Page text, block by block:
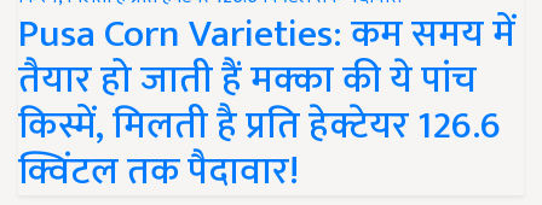
Pusa Corn Varieties: कम समय में
तैयार हो जाती हैं मक्का की ये पांच
किस्में, मिलती है प्रति हेक्टेयर 126.6
क्विंटल तक पैदावार!